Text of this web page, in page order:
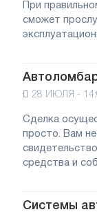
При
сможет
28 ИЮЛЯ -
Сделка
просто. Вам
средства и
Системы